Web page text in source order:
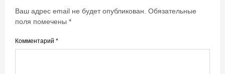
Ваш адрес email не будет опубликован. Обязательные
поля помечены *
Комментарий *